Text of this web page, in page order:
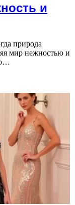
и
природа
мир нежностью и